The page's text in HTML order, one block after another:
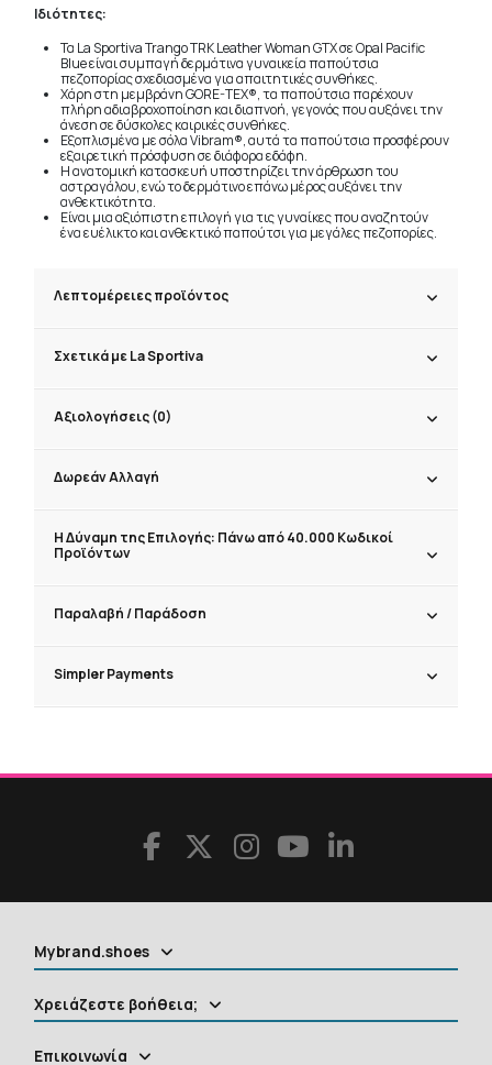
Ιδιότητες:
Τα La Sportiva Trango TRK Leather Woman GTX σε Opal Pacific
Blue είναι συμπαγή δερμάτινα γυναικεία παπούτσια
πεζοπορίας σχεδιασμένα για απαιτητικές συνθήκες.
Χάρη στη μεμβράνη GORE-TEX®, τα παπούτσια παρέχουν
πλήρη αδιαβροχοποίηση και διαπνοή, γεγονός που αυξάνει την
άνεση σε δύσκολες καιρικές συνθήκες.
Εξοπλισμένα με σόλα Vibram®, αυτά τα παπούτσια προσφέρουν
εξαιρετική πρόσφυση σε διάφορα εδάφη.
Η ανατομική κατασκευή υποστηρίζει την άρθρωση του
αστραγάλου, ενώ το δερμάτινο επάνω μέρος αυξάνει την
ανθεκτικότητα.
Είναι μια αξιόπιστη επιλογή για τις γυναίκες που αναζητούν
ένα ευέλικτο και ανθεκτικό παπούτσι για μεγάλες πεζοπορίες.
Λεπτομέρειες προϊόντος
Σχετικά με La Sportiva
Αξιολογήσεις (0)
Δωρεάν Αλλαγή
Η Δύναμη της Επιλογής: Πάνω από 40.000 Κωδικοί
Προϊόντων
Παραλαβή / Παράδoση
Simpler Payments
Mybrand.shoes
Χρειάζεστε βοήθεια;
Επικοινωνία